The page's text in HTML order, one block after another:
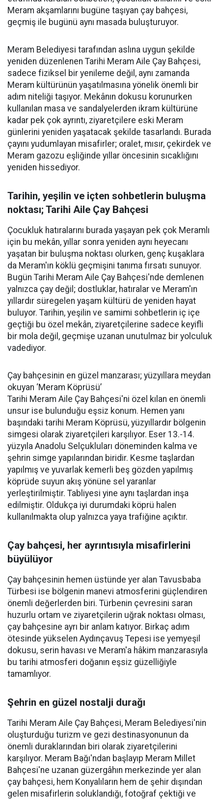
Meram akşamlarını bugüne taşıyan çay bahçesi,
geçmiş ile bugünü aynı masada buluşturuyor.
Meram Belediyesi tarafından aslına uygun şekilde
yeniden düzenlenen Tarihi Meram Aile Çay Bahçesi,
sadece fiziksel bir yenileme değil, aynı zamanda
Meram kültürünün yaşatılmasına yönelik önemli bir
adım niteliği taşıyor. Mekânın dokusu korunurken
kullanılan masa ve sandalyelerden ikram kültürüne
kadar pek çok ayrıntı, ziyaretçilere eski Meram
günlerini yeniden yaşatacak şekilde tasarlandı. Burada
çayını yudumlayan misafirler; oralet, mısır, çekirdek ve
Meram gazozu eşliğinde yıllar öncesinin sıcaklığını
yeniden hissediyor.
Tarihin, yeşilin ve içten sohbetlerin buluşma
noktası; Tarihi Aile Çay Bahçesi
Çocukluk hatıralarını burada yaşayan pek çok Meramlı
için bu mekân, yıllar sonra yeniden aynı heyecanı
yaşatan bir buluşma noktası olurken, genç kuşaklara
da Meram'ın köklü geçmişini tanıma fırsatı sunuyor.
Bugün Tarihi Meram Aile Çay Bahçesi'nde demlenen
yalnızca çay değil; dostluklar, hatıralar ve Meram'ın
yıllardır süregelen yaşam kültürü de yeniden hayat
buluyor. Tarihin, yeşilin ve samimi sohbetlerin iç içe
geçtiği bu özel mekân, ziyaretçilerine sadece keyifli
bir mola değil, geçmişe uzanan unutulmaz bir yolculuk
vadediyor.
Çay bahçesinin en güzel manzarası; yüzyıllara meydan
okuyan ‘Meram Köprüsü’
Tarihi Meram Aile Çay Bahçesi'ni özel kılan en önemli
unsur ise bulunduğu eşsiz konum. Hemen yanı
başındaki tarihi Meram Köprüsü, yüzyıllardır bölgenin
simgesi olarak ziyaretçileri karşılıyor. Eser 13.-14.
yüzyıla Anadolu Selçukluları döneminden kalma ve
şehrin simge yapılarından biridir. Kesme taşlardan
yapılmış ve yuvarlak kemerli beş gözden yapılmış
köprüde suyun akış yönüne sel yaranlar
yerleştirilmiştir. Tabliyesi yine aynı taşlardan inşa
edilmiştir. Oldukça iyi durumdaki köprü halen
kullanılmakta olup yalnızca yaya trafiğine açıktır.
Çay bahçesi, her ayrıntısıyla misafirlerini
büyülüyor
Çay bahçesinin hemen üstünde yer alan Tavusbaba
Türbesi ise bölgenin manevi atmosferini güçlendiren
önemli değerlerden biri. Türbenin çevresini saran
huzurlu ortam ve ziyaretçilerin uğrak noktası olması,
çay bahçesine ayrı bir anlam katıyor. Birkaç adım
ötesinde yükselen Aydınçavuş Tepesi ise yemyeşil
dokusu, serin havası ve Meram'a hâkim manzarasıyla
bu tarihi atmosferi doğanın eşsiz güzelliğiyle
tamamlıyor.
Şehrin en güzel nostalji durağı
Tarihi Meram Aile Çay Bahçesi, Meram Belediyesi'nin
oluşturduğu turizm ve gezi destinasyonunun da
önemli duraklarından biri olarak ziyaretçilerini
karşılıyor. Meram Bağı'ndan başlayıp Meram Millet
Bahçesi'ne uzanan güzergâhın merkezinde yer alan
çay bahçesi, hem Konyalıların hem de şehir dışından
gelen misafirlerin soluklandığı, fotoğraf çektiği ve